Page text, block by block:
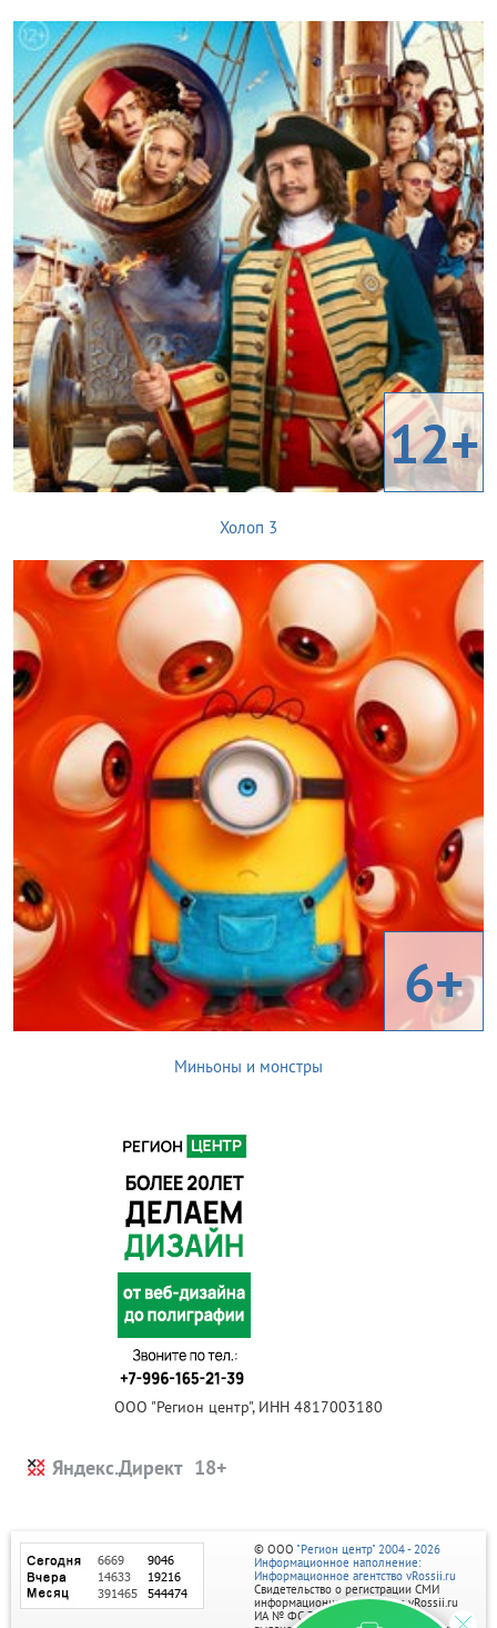
12+
Холоп 3
6+
Миньоны и монстры
ООО "Регион центр", ИНН 4817003180
Яндекс.Директ
© ООО "Регион центр" 2004 - 2026
Информационное наполнение:
Информационное агентство vRossii.ru
Свидетельство о регистрации СМИ
информационного агентства vRossii.ru
ИА № ФС 77‑35502